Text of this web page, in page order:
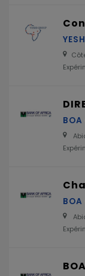
BOA
BOA